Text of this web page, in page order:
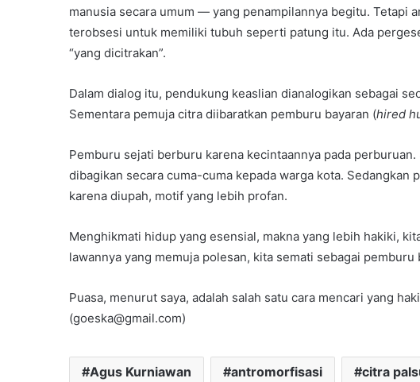
manusia secara umum — yang penampilannya begitu. Tetapi
terobsesi untuk memiliki tubuh seperti patung itu. Ada
“yang dicitrakan”.
Dalam dialog itu, pendukung keaslian dianalogikan sebagai
Sementara pemuja citra diibaratkan pemburu bayaran (hired
Pemburu sejati berburu karena kecintaannya pada
dibagikan secara cuma-cuma kepada warga kota. Sedangkan
karena diupah, motif yang lebih profan.
Menghikmati hidup yang esensial, makna yang lebih hakiki,
lawannya yang memuja polesan, kita semati sebagai pemburu
Puasa, menurut saya, adalah salah satu cara mencari yang
(goeska@gmail.com)
Agus Kurniawan antromorfisasi citra